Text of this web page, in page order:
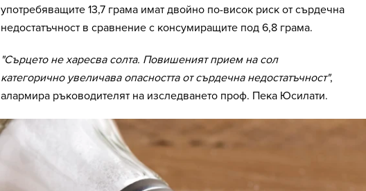
употребяващите 13,7 грама имат двойно по-висок риск от сърдечна
недостатъчност в сравнение с консумиращите под 6,8 грама.
"Сърцето не харесва солта. Повишеният прием на сол
категорично увеличава опасността от сърдечна недостатъчност",
алармира ръководителят на изследването проф. Пека Юсилати.